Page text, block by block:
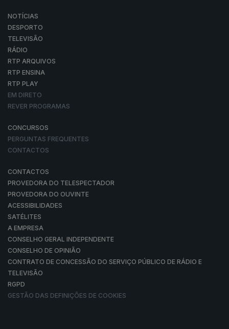
NOTÍCIAS
DESPORTO
TELEVISÃO
RÁDIO
RTP ARQUIVOS
RTP ENSINA
RTP PLAY
EM DIRETO
REVER PROGRAMAS
CONCURSOS
PERGUNTAS FREQUENTES
CONTACTOS
CONTACTOS
PROVEDORA DO TELESPECTADOR
PROVEDORA DO OUVINTE
ACESSIBILIDADES
SATÉLITES
A EMPRESA
CONSELHO GERAL INDEPENDENTE
CONSELHO DE OPINIÃO
CONTRATO DE CONCESSÃO DO SERVIÇO PÚBLICO DE RÁDIO E
TELEVISÃO
RGPD
GESTÃO DAS DEFINIÇÕES DE COOKIES